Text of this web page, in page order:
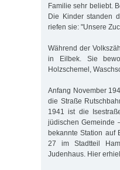
Familie sehr beliebt.
Die Kinder standen
riefen sie: "Unsere
Während der
in Eilbek. Sie
Holzschemel,
Anfang November
die Straße
1941 ist die
jüdischen Gemeinde
bekannte Station auf
27 im Stadtteil
Judenhaus. Hier